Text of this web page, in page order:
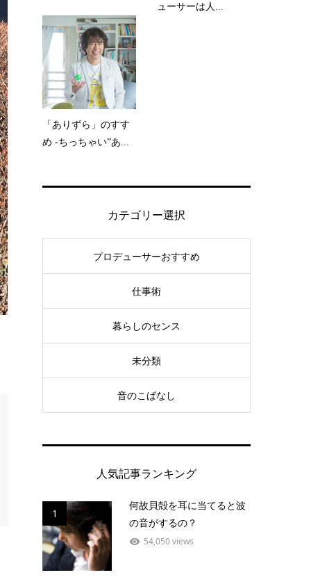
ューサーは人...
「ありずら」のすす
め -ちっちゃい”あ...
カテゴリー選択
プロデューサーおすすめ
仕事術
暮らしのセンス
未分類
音のこばなし
人気記事ランキング
1
何故貝殻を耳に当てると波
の音がするの？
54,050 views